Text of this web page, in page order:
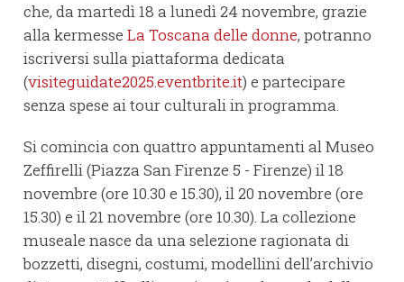
che, da martedì 18 a lunedì 24 novembre, grazie
alla kermesse La Toscana delle donne, potranno
iscriversi sulla piattaforma dedicata
(visiteguidate2025.eventbrite.it) e partecipare
senza spese ai tour culturali in programma.
Si comincia con quattro appuntamenti al Museo
Zeffirelli (Piazza San Firenze 5 - Firenze) il 18
novembre (ore 10.30 e 15.30), il 20 novembre (ore
15.30) e il 21 novembre (ore 10.30). La collezione
museale nasce da una selezione ragionata di
bozzetti, disegni, costumi, modellini dell’archivio